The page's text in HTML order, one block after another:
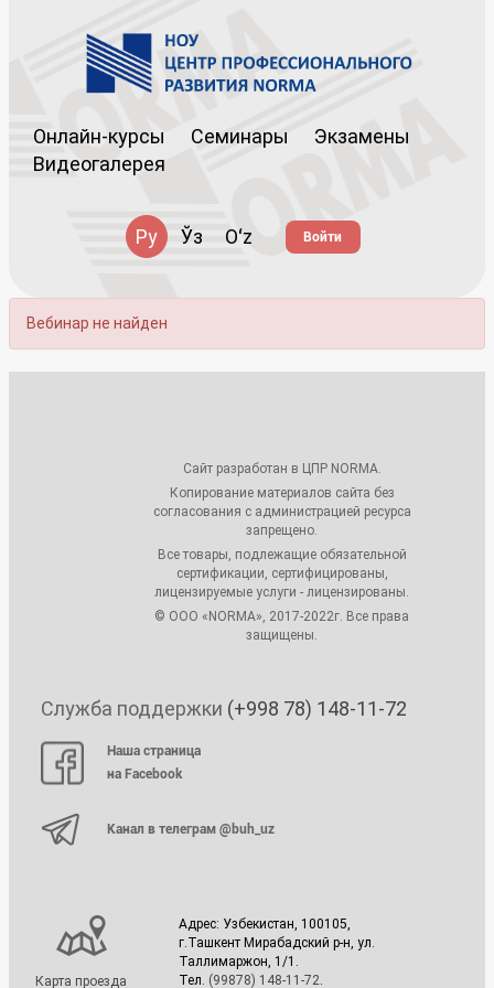
Онлайн-курсы Семинары
Экзамены
Видеогалерея
Ру Ўз Oʻz Войти
Вебинар не найден
Сайт разработан в ЦПР NORMA.
Копирование материалов сайта без
согласования с администрацией ресурса
запрещено.
Все товары, подлежащие обязательной
сертификации, сертифицированы,
лицензируемые услуги - лицензированы.
© ООО «NORMA», 2017-2022г. Все права
защищены.
Служба поддержки (+998 78) 148-11-72
Наша страница
на Facebook
Канал в телеграм @buh_uz
Карта проезда
Адрес: Узбекистан, 100105,
г.Ташкент Мирабадский р-н, ул.
Таллимаржон, 1/1.
Тел. (99878) 148-11-72